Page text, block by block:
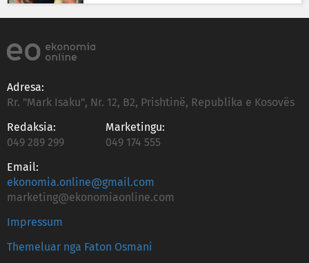
Adresa:
Rr. "Mark Isaku", Nr. 12, B2, Prishtinë, Republika e Kosovës
Redaksia:
049 289 299
Marketingu:
049 174 555
Email:
ekonomia.online@gmail.com
marketing@ekonomiaonline.com
Impressum
Themeluar nga Faton Osmani